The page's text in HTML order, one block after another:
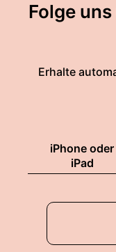
Folge
Erhalte
iPhone oder
iPad